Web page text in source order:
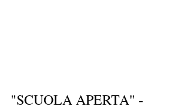
"SCUOLA APERTA" -